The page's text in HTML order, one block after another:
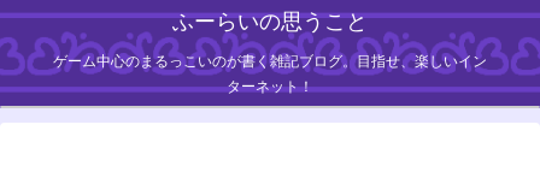
ふーらいの思うこと
ゲーム中心のまるっこいのが書く雑記ブログ。目指せ、楽しいイン
ターネット！